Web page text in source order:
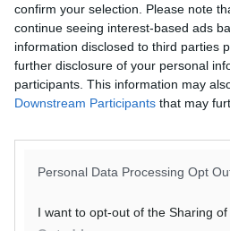
confirm your selection. Please note
continue seeing interest-based ads
information disclosed to third parties
further disclosure of your personal
participants. This information may
Downstream Participants that may
Personal Data Processing Opt
I want to opt-out of the Sharing of
ΔΙΑΒΑΣΕ ΕΠΙΣΗΣ